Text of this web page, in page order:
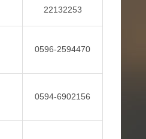
22132253
0596-2594470
0594-6902156